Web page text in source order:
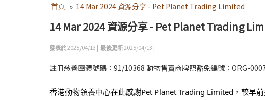
首頁 » 14 Mar 2024 資源分享 - Pet Planet Trading Limited
14 Mar 2024 資源分享 - Pet Planet Trading
發表於2025/04/13 | 最後更新2025/04/13 |
註冊慈善團體號碼：91/10368 動物售賣商牌照豁免編號：ORG-
香港動物領養中心在此感謝Pet Planet Trading Limited，較早